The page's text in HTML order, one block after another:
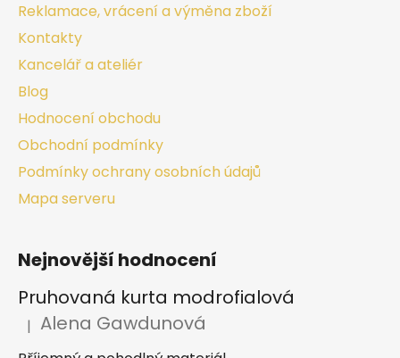
Reklamace, vrácení a výměna zboží
Kontakty
Kancelář a ateliér
Blog
Hodnocení obchodu
Obchodní podmínky
Podmínky ochrany osobních údajů
Mapa serveru
Nejnovější hodnocení
Pruhovaná kurta modrofialová
Hodnocení produktu je 5 z 5 hvězdiček.
| Alena Gawdunová